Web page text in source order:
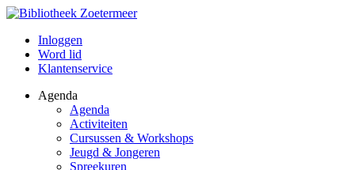
Inloggen
Word lid
Klantenservice
Agenda
Agenda
Activiteiten
Cursussen & Workshops
Jeugd & Jongeren
Spreekuren